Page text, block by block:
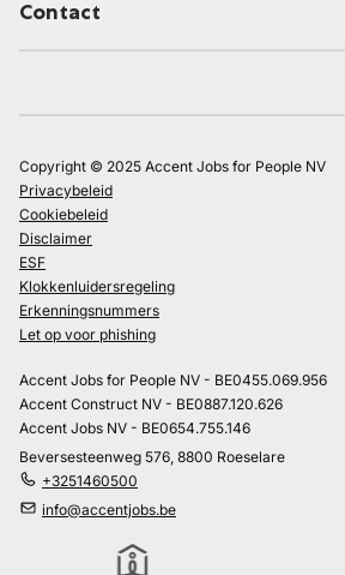
Contact
Copyright © 2025 Accent Jobs for People NV
Privacybeleid
Cookiebeleid
Disclaimer
ESF
Klokkenluidersregeling
Erkenningsnummers
Let op voor phishing
Accent Jobs for People NV - BE0455.069.956
Accent Construct NV - BE0887.120.626
Accent Jobs NV - BE0654.755.146
Beversesteenweg 576, 8800 Roeselare
+3251460500
info@accentjobs.be